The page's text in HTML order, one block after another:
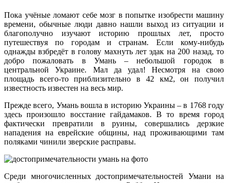
Пока учёные ломают себе мозг в попытке изобрести машину
времени, обычные люди давно нашли выход из ситуации и
благополучно изучают историю прошлых лет, просто
путешествуя по городам и странам. Если кому-нибудь
однажды взбредёт в голову махнуть лет эдак на 200 назад, то
добро пожаловать в Умань – небольшой городок в
центральной Украине. Мал да удал! Несмотря на свою
площадь всего-то приблизительно в 42 км2, он получил
известность известен на весь мир.
Прежде всего, Умань вошла в историю Украины – в 1768 году
здесь произошло восстание гайдамаков. В то время город
фактически превратили в руины, совершались дерзкие
нападения на еврейские общины, над проживающими там
поляками чинили зверские расправы.
Среди многочисленных достопримечательностей Умани на